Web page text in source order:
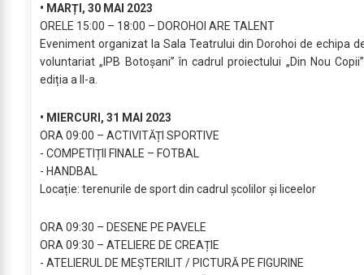
• MARȚI, 30 MAI 2023
ORELE 15:00 – 18:00 – DOROHOI ARE TALENT
Eveniment organizat la Sala Teatrului din Dorohoi de echipa
voluntariat „IPB Botoșani” în cadrul proiectului „Din Nou
ediția a II-a.
• MIERCURI, 31 MAI 2023
ORA 09:00 – ACTIVITĂȚI SPORTIVE
- COMPETIȚII FINALE – FOTBAL
- HANDBAL
Locație: terenurile de sport din cadrul școlilor și liceelor
ORA 09:30 – DESENE PE PAVELE
ORA 09:30 – ATELIERE DE CREAȚIE
- ATELIERUL DE MEȘTERILIT / PICTURĂ PE FIGURINE